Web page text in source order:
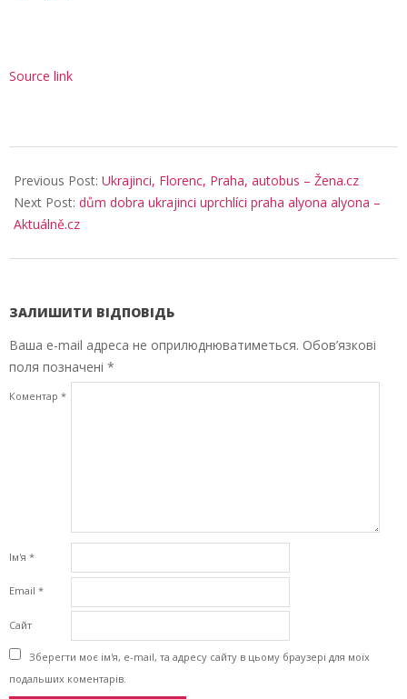
Source link
05-
25
Previous Post: Ukrajinci, Florenc, Praha, autobus – Žena.cz
Next Post: dům dobra ukrajinci uprchlíci praha alyona alyona –
Aktuálně.cz
ЗАЛИШИТИ ВІДПОВІДЬ
Ваша e-mail адреса не оприлюднюватиметься. Обов’язкові
поля позначені *
Коментар *
Ім'я *
Email *
Сайт
Зберегти моє ім'я, e-mail, та адресу сайту в цьому браузері для моїх
подальших коментарів.